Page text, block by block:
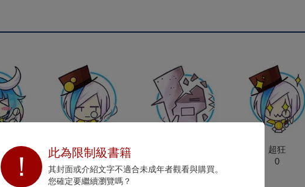
沉默
0
超狂
0
此為限制級書籍
其封面或介紹文字不適合未成年者觀看與購買。
您確定要繼續瀏覽嗎？